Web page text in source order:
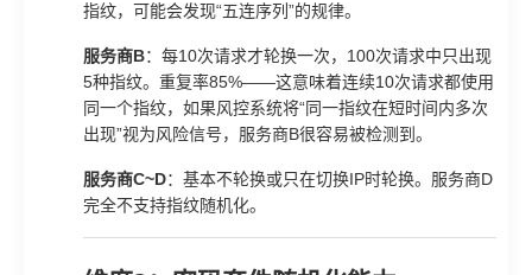
指纹，可能会发现“五连序列”的规律。
服务商B：每10次请求才轮换一次，100次请求中只出现
5种指纹。重复率85%——这意味着连续10次请求都使用
同一个指纹，如果风控系统将“同一指纹在短时间内多次
出现”视为风险信号，服务商B很容易被检测到。
服务商C~D：基本不轮换或只在切换IP时轮换。服务商D
完全不支持指纹随机化。